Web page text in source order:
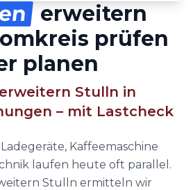
erweitern
prüfen
planen
erweitern Stulln in
– mit Lastcheck
Kaffeemaschine
laufen heute oft parallel.
Stulln ermitteln wir